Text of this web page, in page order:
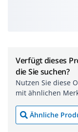
Verfügt dieses
die Sie suchen?
Nutzen Sie diese
mit ähnlichen
Ähnliche